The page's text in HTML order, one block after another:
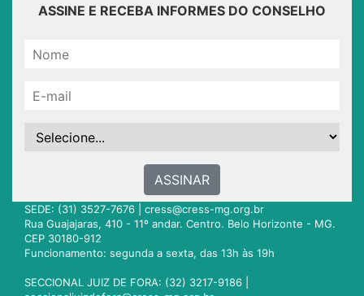
ASSINE E RECEBA INFORMES DO CONSELHO
ASSINAR
SEDE: (31) 3527-7676 | cress@cress-mg.org.br
Rua Guajajaras, 410 - 11º andar. Centro. Belo Horizonte - MG.
CEP 30180-912
Funcionamento: segunda a sexta, das 13h às 19h
SECCIONAL JUIZ DE FORA: (32) 3217-9186 |